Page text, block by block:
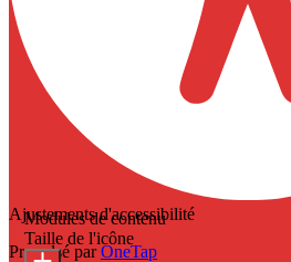
Ajustements d'accessibilité
Propulsé parOneTap
Modules de contenu
Taille de l'icône